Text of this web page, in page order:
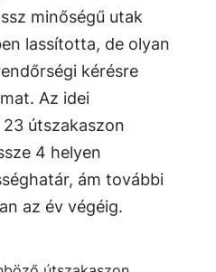
minőségű utak
lassította, de olyan
kérésre
Az idei
útszakaszon
4 helyen
ám további
az év végéig.